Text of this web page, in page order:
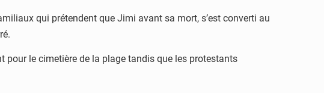
qui prétendent que Jimi avant sa mort, s’est converti au
pour le cimetière de la plage tandis que les protestants